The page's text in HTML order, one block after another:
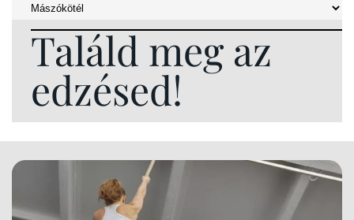
Találd meg az
edzésed!